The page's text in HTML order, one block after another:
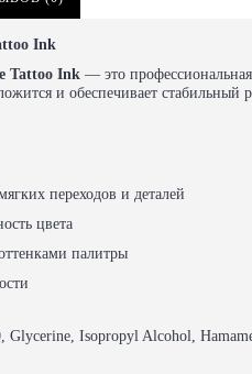
Ink
Tattoo Ink — это
и обеспечивает
переходов и деталей
цвета
палитры
Glycerine, Isopropyl Alcohol,